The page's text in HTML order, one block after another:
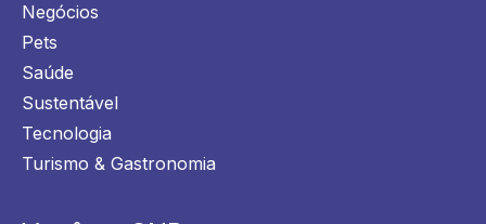
Negócios
Pets
Saúde
Sustentável
Tecnologia
Turismo & Gastronomia